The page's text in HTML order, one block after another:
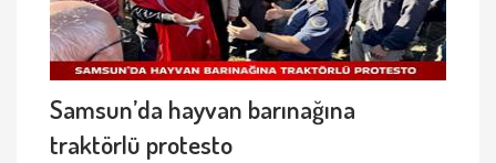
Samsun’da hayvan barınağına
traktörlü protesto